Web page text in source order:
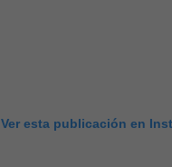
Ver esta publicación en